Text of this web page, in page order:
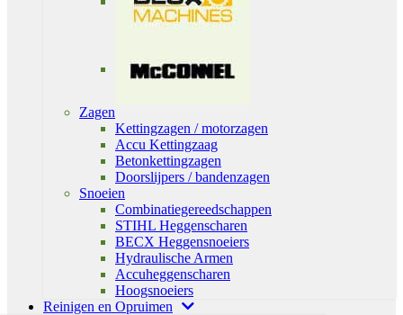
Zagen
Kettingzagen / motorzagen
Accu Kettingzaag
Betonkettingzagen
Doorslijpers / bandenzagen
Snoeien
Combinatiegereedschappen
STIHL Heggenscharen
BECX Heggensnoeiers
Hydraulische Armen
Accuheggenscharen
Hoogsnoeiers
Reinigen en Opruimen